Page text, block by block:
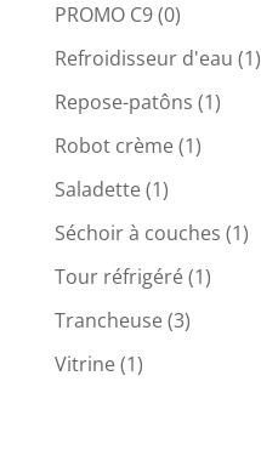
PROMO C9(0)
Refroidisseur d'eau (1)
Repose-patôns (1)
Robot crème(1)
Saladette(1)
Séchoir à couches (1)
Tour réfrigéré(1)
Trancheuse(3)
Vitrine(1)